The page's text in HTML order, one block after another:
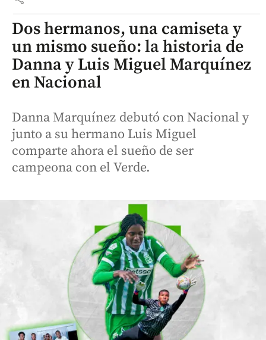
Dos hermanos, una camiseta y
un mismo sueño: la historia de
Danna y Luis Miguel Marquínez
en Nacional
Danna Marquínez debutó con Nacional y
junto a su hermano Luis Miguel
comparte ahora el sueño de ser
campeona con el Verde.